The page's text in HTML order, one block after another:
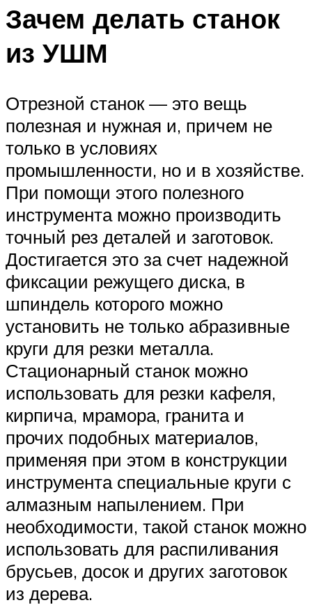
Зачем делать станок
из УШМ
Отрезной станок — это вещь
полезная и нужная и, причем не
только в условиях
промышленности, но и в хозяйстве.
При помощи этого полезного
инструмента можно производить
точный рез деталей и заготовок.
Достигается это за счет надежной
фиксации режущего диска, в
шпиндель которого можно
установить не только абразивные
круги для резки металла.
Стационарный станок можно
использовать для резки кафеля,
кирпича, мрамора, гранита и
прочих подобных материалов,
применяя при этом в конструкции
инструмента специальные круги с
алмазным напылением. При
необходимости, такой станок можно
использовать для распиливания
брусьев, досок и других заготовок
из дерева.